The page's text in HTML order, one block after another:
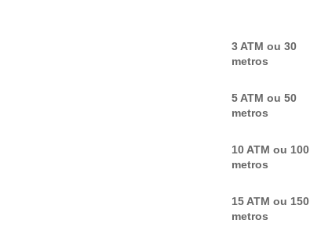
3 ATM ou 30
metros
5 ATM ou 50
metros
10 ATM ou 100
metros
15 ATM ou 150
metros